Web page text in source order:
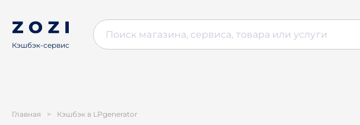
Кэшбэк-сервис
Главная > Кэшбэк в LPgenerator